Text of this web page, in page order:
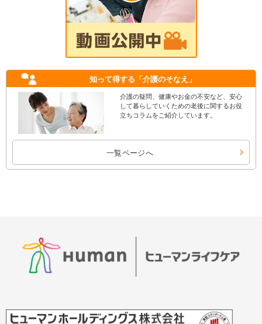
知って得する 「介護のそなえ」
介護の疑問、健康やお金の不安など、安心
して暮らしていくための老後に関するお役
立ちコラムをご紹介しています。
一覧ページへ